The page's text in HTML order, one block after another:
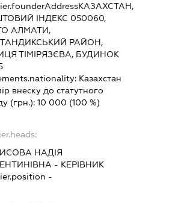
КАЗАХСТАН,
ІНДЕКС 050060,
АЛМАТИ,
РАЙОН,
ТІМІРЯЗЄВА, БУДИНОК
Казахстан
внеску до статутного
(грн.):10 000 (100 %)
НАДІЯ
- КЕРІВНИК
-